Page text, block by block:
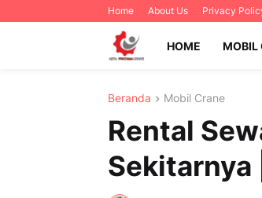
Home About Us Privacy
HOME MOBIL
Beranda Mobil Crane
Rental